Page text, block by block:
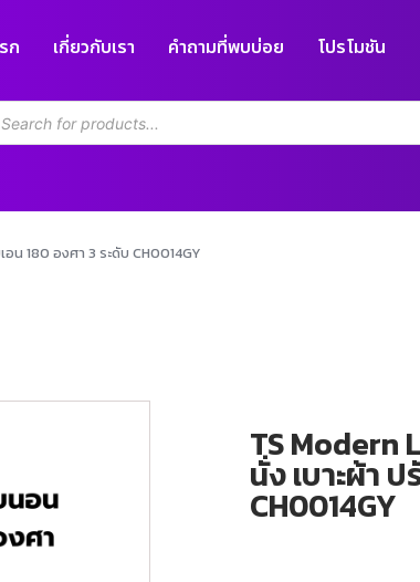
ก เกี่ยวกับเรา คำถามที่พบบ่อย โปรโมชัน
น 180 องศา 3 ระดับ CH0014GY
TS Modern
นั่ง เบาะผ้า
CH0014GY